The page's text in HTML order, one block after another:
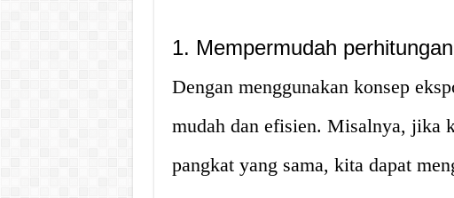
1. Mempermudah perhitungan
Dengan menggunakan konsep
mudah dan efisien. Misalnya, jika
pangkat yang sama, kita dapat